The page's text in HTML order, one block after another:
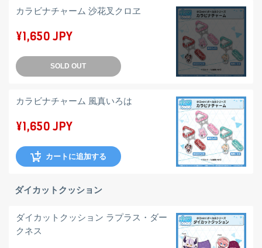
カラビナチャーム 沙花叉クロヱ
¥1,650 JPY
SOLD OUT
カラビナチャーム 風真いろは
¥1,650 JPY
カートに追加する
ダイカットクッション
ダイカットクッション ラプラス・ダー
クネス